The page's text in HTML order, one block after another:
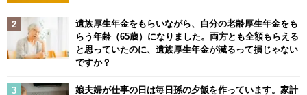
遺族厚生年金をもらいながら、自分の老齢厚生年金をも
らう年齢（65歳）になりました。両方とも全額もらえる
と思っていたのに、遺族厚生年金が減るって損じゃない
ですか？
娘夫婦が仕事の日は毎日孫の夕飯を作っています。家計